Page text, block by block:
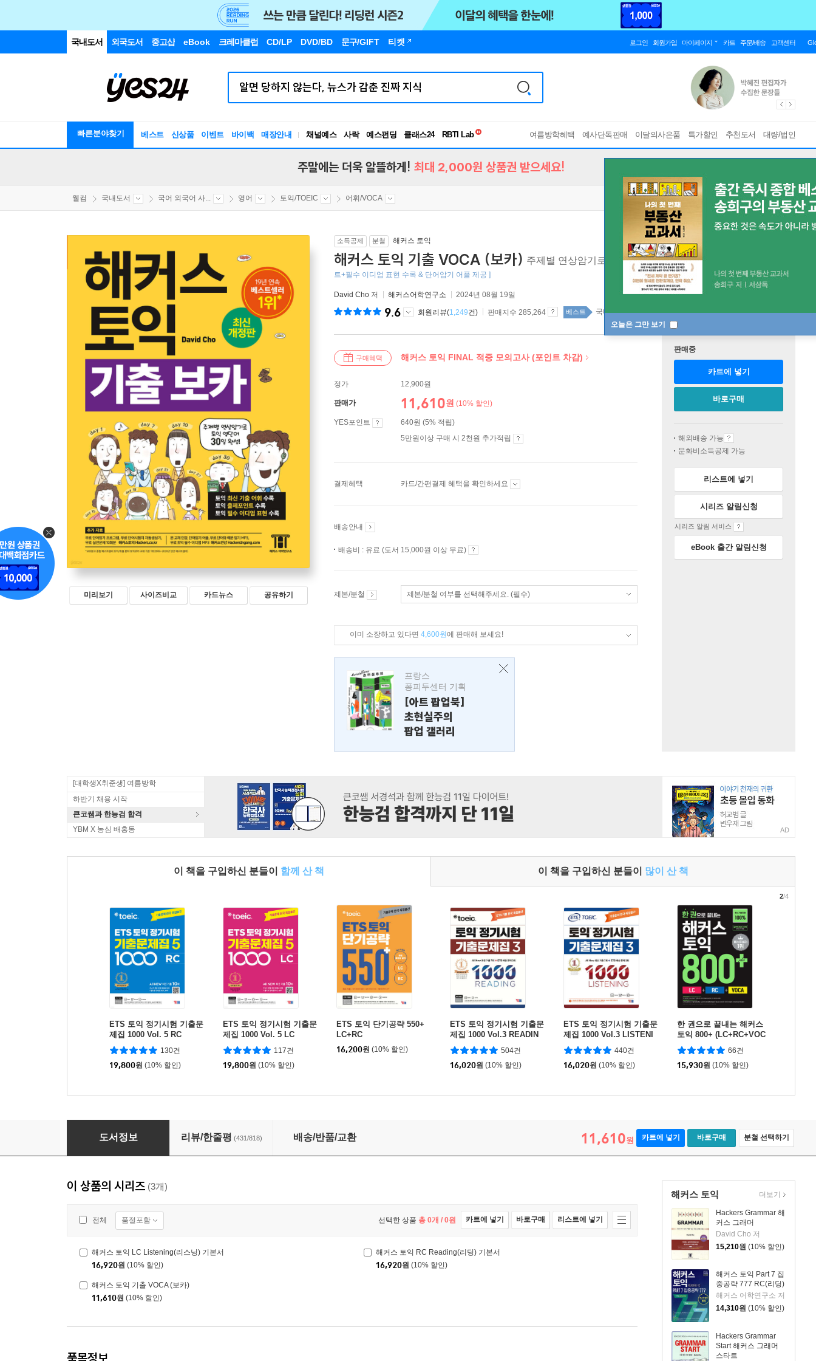
국내도서 외국도서 중고샵 eBook 크레마클럽 CD/LP DVD/BD 문구/GIFT 티켓 로그인 회원가입 마이페이지 카트 주문/배송 고객센터
빠른분야찾기 베스트 신상품 이벤트 바이백 매장안내 채널예스 사락 예스펀딩 클래스24
RBTI Lab
독서유형검사
여름방학혜택 예사단독판매 이달의사은품 특가할인 추천도서 대량/법인
오늘은 그만 보기
주말에는 더욱 알뜰하게! 최대 2,000원 상품권 받으세요!
웰컴 국내도서 국어 외국어 사... 영어 토익/TOEIC 어휘/VOCA
미리보기 사이즈비교 카드뉴스 공유하기
소득공제 분철 해커스 토익
해커스 토익 기출 VOCA (보카) 주제별 연상암기로 토익 영단어 30일 완성!
트+필수 이디엄 표현 수록 & 단어암기 어플 제공 ]
David Cho 저 해커스어학연구소 2024년 08월 19일
9.6 회원리뷰(1,249건) 판매지수 285,264 베스트 국내도서 42위 국내도서 top20 73주
구매혜택 해커스 토익 FINAL 적중 모의고사 (포인트 차감)
정가 12,900원
판매가 11,610원 (10% 할인)
YES포인트
640원 (5% 적립)
5만원이상 구매 시 2천원 추가적립
결제혜택 카드/간편결제 혜택을 확인하세요
배송안내
배송비 : 유료 (도서 15,000원 이상 무료)
제본/분철 제본/분철 여부를 선택해주세요. (필수)
이미 소장하고 있다면 4,600원에 판매해 보세요!
프랑스
퐁피두센터 기획
[아트 팝업북]
초현실주의
팝업 갤러리
판매중
카트에 넣기
바로구매
해외배송 가능
문화비소득공제 가능
리스트에 넣기
시리즈 알림신청
시리즈 알림 서비스
eBook 출간 알림신청
[대학생X취준생] 여름방학
하반기 채용 시작
큰코쌤과 한능검 합격
YBM X 농심 배홍동
AD
이 책을 구입하신 분들이 함께 산 책 이 책을 구입하신 분들이 많이 산 책
ETS 토익 정기시험 기출문
제집 1000 Vol. 5 RC
130건
19,800원 (10% 할인)
ETS 토익 정기시험 기출문
제집 1000 Vol. 5 LC
117건
19,800원 (10% 할인)
ETS 토익 단기공략 550+
LC+RC
16,200원 (10% 할인)
ETS 토익 정기시험 기출문
제집 1000 Vol.3 READIN
G 리딩
504건
16,020원 (10% 할인)
ETS 토익 정기시험 기출문
제집 1000 Vol.3 LISTENI
NG 리스닝
440건
16,020원 (10% 할인)
한 권으로 끝내는 해커스
토익 800+ (LC+RC+VOC
A)
66건
15,930원 (10% 할인)
2/4
해커스 토익 기출 VOCA (보카)
도서정보 리뷰/한줄평 (431/818) 배송/반품/교환 11,610원 카트에 넣기 바로구매 분철 선택하기
해커스 토익
Hackers Grammar 해
커스 그래머
David Cho 저
15,210원 (10% 할인)
해커스 토익 Part 7 집
중공략 777 RC(리딩)
해커스 어학연구소 저
14,310원 (10% 할인)
Hackers Grammar
Start 해커스 그래머
스타트
더보기
이 상품의 시리즈 (3개)
전체 품절포함 선택한 상품 총 0개 / 0원 카트에 넣기 바로구매 리스트에 넣기
해커스 토익 LC Listening(리스닝) 기본서
16,920원 (10% 할인)
해커스 토익 RC Reading(리딩) 기본서
16,920원 (10% 할인)
해커스 토익 기출 VOCA (보카)
11,610원 (10% 할인)
품목정보